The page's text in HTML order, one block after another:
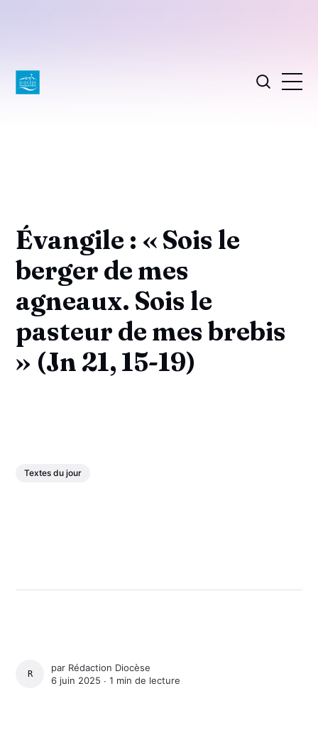
Évangile : « Sois le
berger de mes
agneaux. Sois le
pasteur de mes brebis
» (Jn 21, 15-19)
Textes du jour
RÉDACTION DIOCÈSE
par Rédaction Diocèse
6 juin 2025 ∙1 min de lecture